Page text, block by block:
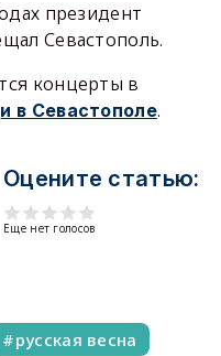
президент
Севастополь.
концерты в
и в Севастополе.
Оцените статью:
Еще нет голосов
русская весна